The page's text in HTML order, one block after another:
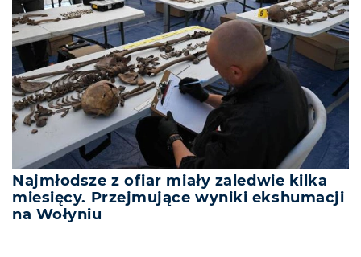
Najmłodsze z ofiar miały zaledwie kilka
miesięcy. Przejmujące wyniki ekshumacji
na Wołyniu